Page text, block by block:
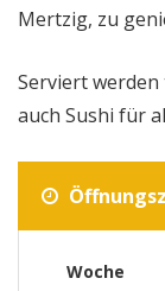
Mertzig, zu
Serviert
auch Sushi für
Woche